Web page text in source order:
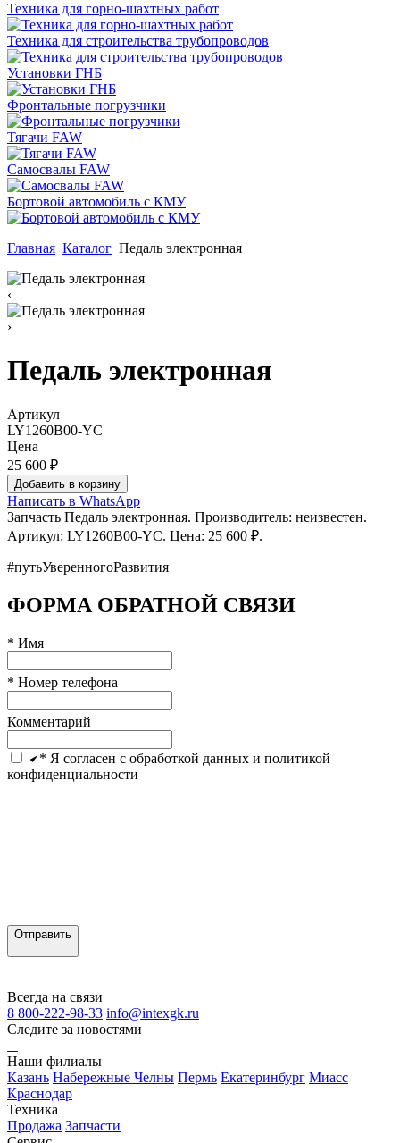
Техника для горно-шахтных работ
Техника для строительства трубопроводов
Установки ГНБ
Фронтальные погрузчики
Тягачи FAW
Самосвалы FAW
Бортовой автомобиль с КМУ
Главная Каталог Педаль электронная
‹
›
Педаль электронная
Артикул
LY1260B00-YC
Цена
25 600 ₽
Добавить в корзину
Написать в WhatsApp
Запчасть Педаль электронная. Производитель: неизвестен.
Артикул: LY1260B00-YC. Цена: 25 600 ₽.
#путьУверенногоРазвития
ФОРМА ОБРАТНОЙ СВЯЗИ
* Имя
* Номер телефона
Комментарий
* Я согласен с обработкой данных и политикой
конфиденциальности
Отправить
Всегда на связи
8 800-222-98-33 info@intexgk.ru
Следите за новостями
Наши филиалы
Казань Набережные Челны Пермь Екатеринбург Миасс
Краснодар
Техника
Продажа Запчасти